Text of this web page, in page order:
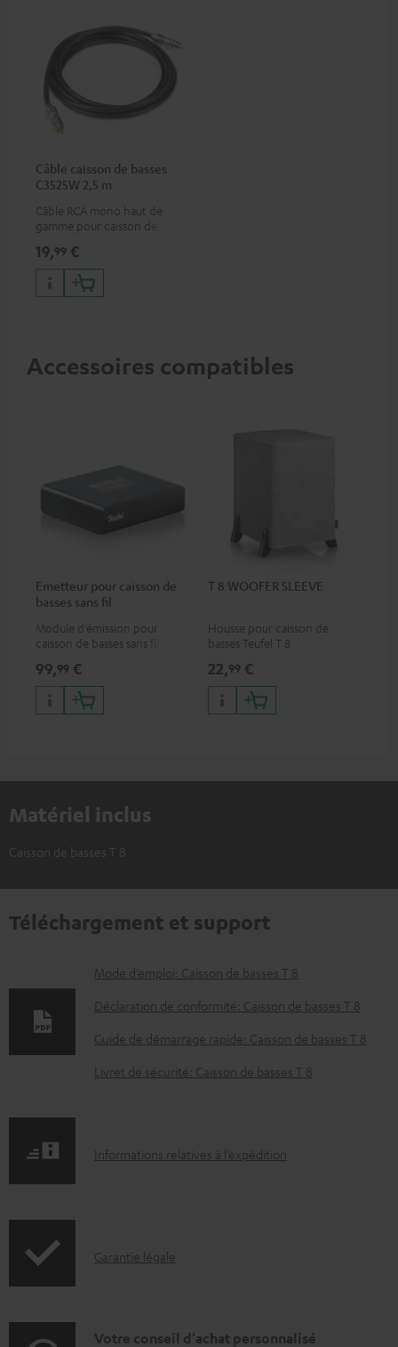
Câble caisson de basses
C3525W 2,5 m
Câble RCA mono haut de
gamme pour caisson de
19,99 €
Accessoires compatibles
Emetteur pour caisson de
basses sans fil
Module d’émission pour
caisson de basses sans fil
99,99 €
T 8 WOOFER SLEEVE
Housse pour caisson de
basses Teufel T 8
22,99 €
Matériel inclus
Caisson de basses T 8
Téléchargement et support
D
o
u
m
t
l
Mode d’emploi: Caisson de basses T 8
Déclaration de conformité: Caisson de basses T 8
Guide de démarrage rapide: Caisson de basses T 8
Livret de sécurité: Caisson de basses T 8
I
r
Informations relatives à l’expédition
I
o
Garantie légale
D
Votre conseil d'achat personnalisé